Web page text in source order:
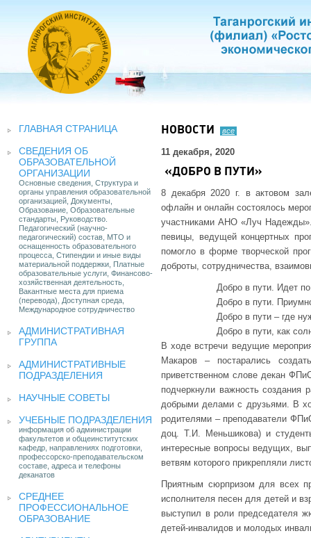
ГЛАВНАЯ СТРАНИЦА
СВЕДЕНИЯ ОБ
ОБРАЗОВАТЕЛЬНОЙ
ОРГАНИЗАЦИИ
Основные сведения, Структура и
органы управления образовательной
организацией, Документы,
Образование, Образовательные
стандарты, Руководство.
Педагогический (научно-
педагогический) состав, МТО и
оснащенность образовательного
процесса, Стипендии и иные виды
материальной поддержки, Платные
образовательные услуги, Финансово-
хозяйственная деятельность,
Вакантные места для приема
(перевода), Доступная среда,
Международное сотрудничество
АДМИНИСТРАТИВНАЯ
ГРУППА
АДМИНИСТРАТИВНЫЕ
ПОДРАЗДЕЛЕНИЯ
НАУЧНЫЕ СОВЕТЫ
УЧЕБНЫЕ ПОДРАЗДЕЛЕНИЯ
информация об администрации
факультетов и общеинститутских
кафедр, направлениях подготовки,
профессорско-преподавательском
составе, адреса и телефоны
деканатов
СРЕДНЕЕ
ПРОФЕССИОНАЛЬНОЕ
ОБРАЗОВАНИЕ
НОВОСТИ все
11 декабря, 2020
«ДОБРО В ПУТИ»
8 декабря 2020 г. в актовом
офлайн и онлайн состоялось
участниками АНО «Луч Надежды».
певицы, ведущей концертных
помогло в форме творческой
доброты, сотрудничества,
Добро в пути. Идет
Добро в пути.
Добро в пути – где
Добро в пути, как
В ходе встречи ведущие
Макаров – постарались
приветственном слове декан
подчеркнули важность
добрыми делами с друзьями. В
родителями – преподаватели
доц. Т.И. Меньшикова) и
интересные вопросы ведущих,
ветвям которого прикрепляли
Приятным сюрпризом для всех
исполнителя песен для детей и
выступил в роли председателя
детей-инвалидов и молодых